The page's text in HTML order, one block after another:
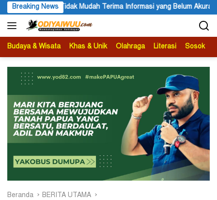
Langsung
ke
konten
Breaking News
yang Belum Akurat Darius Sabon Rain: 19 Finalis
Budaya & Wisata Khas & Unik Olahraga Literasi Sosok
Beranda BERITA UTAMA